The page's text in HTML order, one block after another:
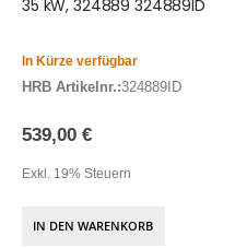
35 kW, 324889 324889ID
In Kürze verfügbar
HRB Artikelnr.:324889ID
539,00 €
Exkl. 19% Steuern
IN DEN WARENKORB